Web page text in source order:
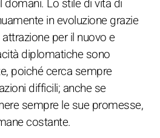
in evoluzione grazie
per il nuovo e
diplomatiche sono
poiché cerca sempre
difficili; anche se
sempre le sue promesse,
costante.